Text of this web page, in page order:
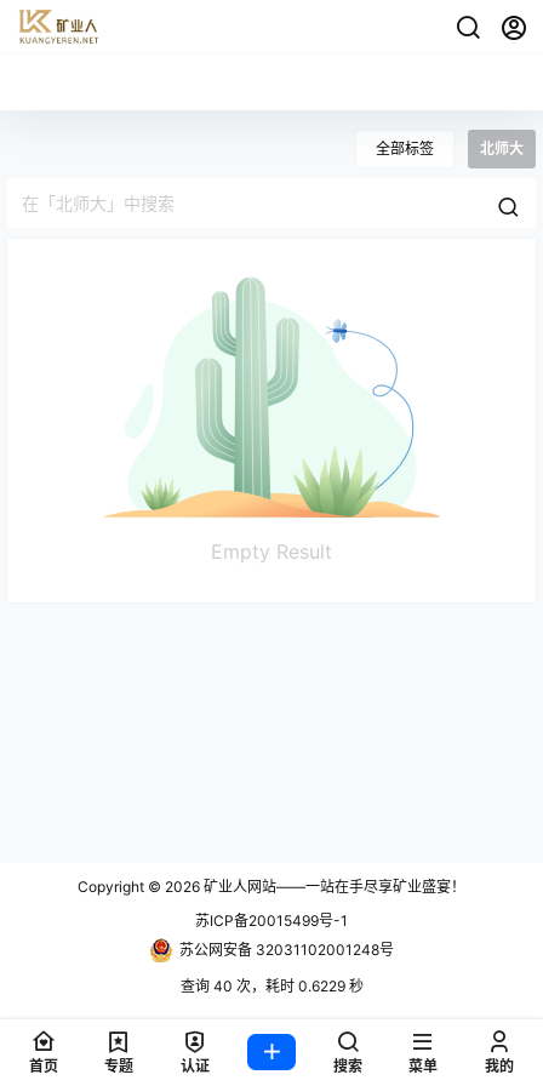
全部标签 北师大
Empty Result
Copyright © 2026 矿业人网站——一站在手尽享矿业盛宴！
苏ICP备20015499号-1
苏公网安备 32031102001248号
查询 40 次，耗时 0.6229 秒
首页 专题 认证 搜索 菜单 我的